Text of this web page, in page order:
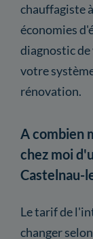
chauffagiste
économies
diagnostic
votre
rénovation.
A combien
chez moi
Castelnau-
Le tarif de
changer